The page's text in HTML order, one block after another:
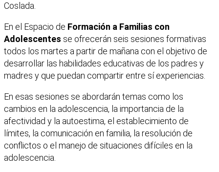
Coslada.
En el Espacio de Formación a Familias con
Adolescentes se ofrecerán seis sesiones formativas
todos los martes a partir de mañana con el objetivo de
desarrollar las habilidades educativas de los padres y
madres y que puedan compartir entre sí experiencias.
En esas sesiones se abordarán temas como los
cambios en la adolescencia, la importancia de la
afectividad y la autoestima, el establecimiento de
límites, la comunicación en familia, la resolución de
conflictos o el manejo de situaciones difíciles en la
adolescencia.